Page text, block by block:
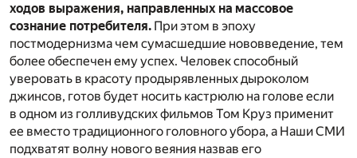
ходов выражения, направленных на массовое
сознание потребителя. При этом в эпоху
постмодернизма чем сумасшедшие нововведение, тем
более обеспечен ему успех. Человек способный
уверовать в красоту продырявленных дыроколом
джинсов, готов будет носить кастрюлю на голове если
в одном из голливудских фильмов Том Круз применит
ее вместо традиционного головного убора, а Наши СМИ
подхватят волну нового веяния назвав его